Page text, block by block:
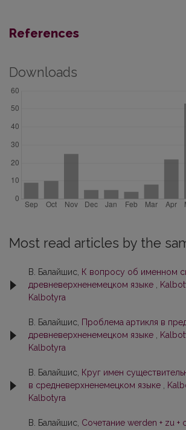
References
Downloads
Most read articles by the
В. Балайшис, К вопросу об именном
древневерхненемецком языке
Kalbotyra
В. Балайшис, Проблема артикля в
древневерхненемецком языке
Kalbotyra
В. Балайшис, Круг имен
в средневерхненемецком языке
Kalbotyra
В. Балайшис, Сочетание wеrdеn + zu +